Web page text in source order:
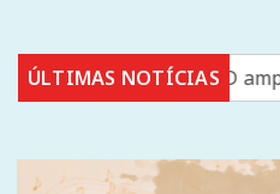
ÚLTIMAS NOTÍCIAS
BID amplia para US$ 4